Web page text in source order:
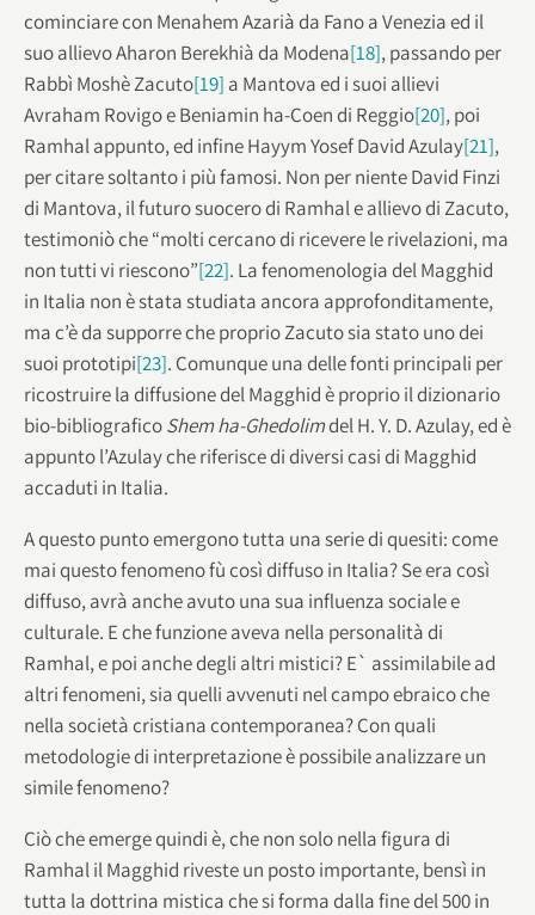
cominciare con Menahem Azarià da Fano a Venezia ed il
suo allievo Aharon Berekhià da Modena[18], passando per
Rabbì Moshè Zacuto[19] a Mantova ed i suoi allievi
Avraham Rovigo e Beniamin ha-Coen di Reggio[20], poi
Ramhal appunto, ed infine Hayym Yosef David Azulay[21],
per citare soltanto i più famosi. Non per niente David Finzi
di Mantova, il futuro suocero di Ramhal e allievo di Zacuto,
testimoniò che “molti cercano di ricevere le rivelazioni, ma
non tutti vi riescono”[22]. La fenomenologia del Magghid
in Italia non è stata studiata ancora approfonditamente,
ma c’è da supporre che proprio Zacuto sia stato uno dei
suoi prototipi[23]. Comunque una delle fonti principali per
ricostruire la diffusione del Magghid è proprio il dizionario
bio-bibliograficoShem ha-Ghedolimdel H. Y. D. Azulay, ed è
appunto l’Azulay che riferisce di diversi casi di Magghid
accaduti in Italia.
A questo punto emergono tutta una serie di quesiti: come
mai questo fenomeno fù così diffuso in Italia? Se era così
diffuso, avrà anche avuto una sua influenza sociale e
culturale. E che funzione aveva nella personalità di
Ramhal, e poi anche degli altri mistici? E` assimilabile ad
altri fenomeni, sia quelli avvenuti nel campo ebraico che
nella società cristiana contemporanea? Con quali
metodologie di interpretazione è possibile analizzare un
simile fenomeno?
Ciò che emerge quindi è, che non solo nella figura di
Ramhal il Magghid riveste un posto importante, bensì in
tutta la dottrina mistica che si forma dalla fine del 500 in